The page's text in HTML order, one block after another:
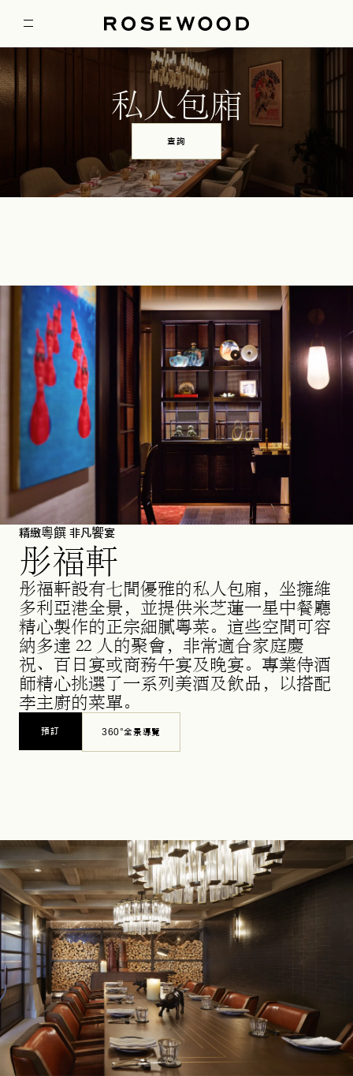
私人包廂
查詢
精緻粵饌 非凡饗宴
彤福軒
彤福軒設有七間優雅的私人包廂，坐擁維
多利亞港全景，並提供米芝蓮一星中餐廳
精心製作的正宗細膩粵菜。這些空間可容
納多達 22 人的聚會，非常適合家庭慶
祝、百日宴或商務午宴及晚宴。專業侍酒
師精心挑選了一系列美酒及飲品，以搭配
李主廚的菜單。
預訂
OPENS IN A NEW TAB
360°全景導覽